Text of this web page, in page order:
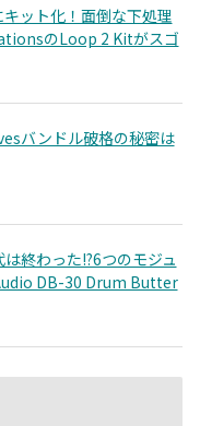
ット化！面倒な下処理
のLoop 2 Kitがスゴ
バンドル破格の秘密は
終わった!?6つのモジュ
DB-30 Drum Butter